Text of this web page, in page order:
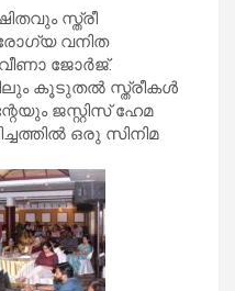
സ്ത്രീ
വനിത
ജോര്‍ജ്.
കൂടുതല്‍ സ്ത്രീകള്‍
ജസ്റ്റിസ് ഹേമ
ഒരു സിനിമ